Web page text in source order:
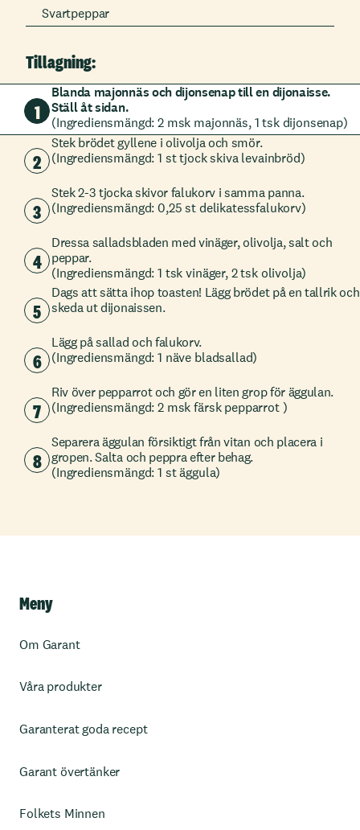
Svartpeppar
Tillagning:
1
Blanda majonnäs och dijonsenap till en dijonaisse.
Ställ åt sidan.
(Ingrediensmängd: 2 msk majonnäs, 1 tsk dijonsenap)
2
Stek brödet gyllene i olivolja och smör.
(Ingrediensmängd: 1 st tjock skiva levainbröd)
3
Stek 2-3 tjocka skivor falukorv i samma panna.
(Ingrediensmängd: 0,25 st delikatessfalukorv)
4
Dressa salladsbladen med vinäger, olivolja, salt och
peppar.
(Ingrediensmängd: 1 tsk vinäger, 2 tsk olivolja)
5
Dags att sätta ihop toasten! Lägg brödet på en tallrik och
skeda ut dijonaissen.
6
Lägg på sallad och falukorv.
(Ingrediensmängd: 1 näve bladsallad)
7
Riv över pepparrot och gör en liten grop för äggulan.
(Ingrediensmängd: 2 msk färsk pepparrot )
8
Separera äggulan försiktigt från vitan och placera i
gropen. Salta och peppra efter behag.
(Ingrediensmängd: 1 st äggula)
Meny
Om Garant
Våra produkter
Garanterat goda recept
Garant övertänker
Folkets Minnen